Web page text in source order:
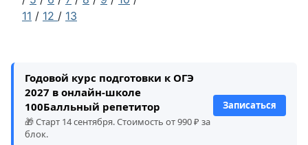
11 / 12 / 13
Годовой курс подготовки к ОГЭ
2027 в онлайн-школе
100Балльный репетитор
🎁 Старт 14 сентября. Стоимость от 990 ₽ за
блок.
Записаться